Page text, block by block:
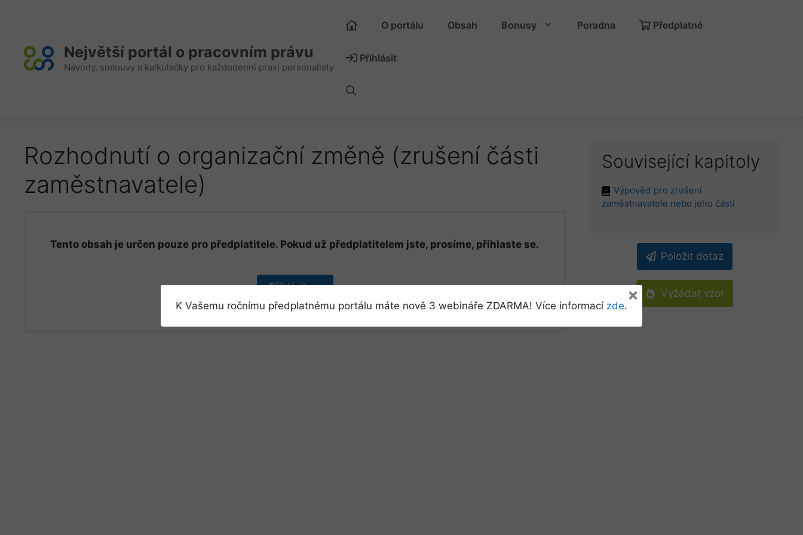
Největší portál o pracovním právu
Návody, smlouvy a kalkulačky pro každodenní praxi personalisty
O portálu Obsah Bonusy Poradna Předplatné
Přihlásit
Rozhodnutí o organizační změně (zrušení části
zaměstnavatele)
Tento obsah je určen pouze pro předplatitele. Pokud už předplatitelem jste, prosíme, přihlaste se.
Přihlásit se
Související kapitoly
Výpověď pro zrušení
zaměstnavatele nebo jeho části
Položit dotaz
Vyžádat vzor
K Vašemu ročnímu předplatnému portálu máte nově 3 webináře ZDARMA! Více informací zde.
×